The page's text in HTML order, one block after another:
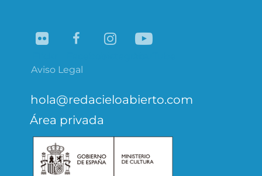
Aviso Legal
hola@redacieloabierto.com
Área privada